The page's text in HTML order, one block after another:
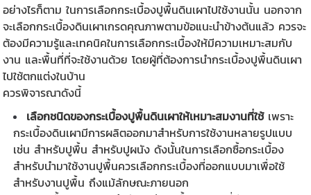
อย่างไรก็ตาม ในการเลือกกระเบื้องปูพื้นดินเผาไปใช้งานนั้น นอกจาก
จะเลือกกระเบื้องดินเผาเกรดคุณภาพตามข้อแนะนำข้างต้นแล้ว ควรจะ
ต้องมีความรู้และเทคนิคในการเลือกกระเบื้องให้มีความเหมาะสมกับ
งาน และพื้นที่ที่จะใช้งานด้วย โดยผู้ที่ต้องการนำกระเบื้องปูพื้นดินเผา
ไปใช้ตกแต่งในบ้าน
ควรพิจารณาดังนี้
เลือกชนิดของกระเบื้องปูพื้นดินเผาให้เหมาะสมงานที่ใช้เพราะ
กระเบื้องดินเผามีการผลิตออกมาสำหรับการใช้งานหลายรูปแบบ
เช่น สำหรับปูพื้น สำหรับปูผนัง ดังนั้นในการเลือกซื้อกระเบื้อง
สำหรับนำมาใช้งานปูพื้นควรเลือกกระเบื้องที่ออกแบบมาเพื่อใช้
สำหรับงานปูพื้น ถึงแม้ลักษณะภายนอก